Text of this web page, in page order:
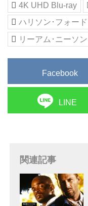
4K UHD Blu-ray
ハリソン･フォード
リーアム･ニーソン
Facebook
LINE
関連記事